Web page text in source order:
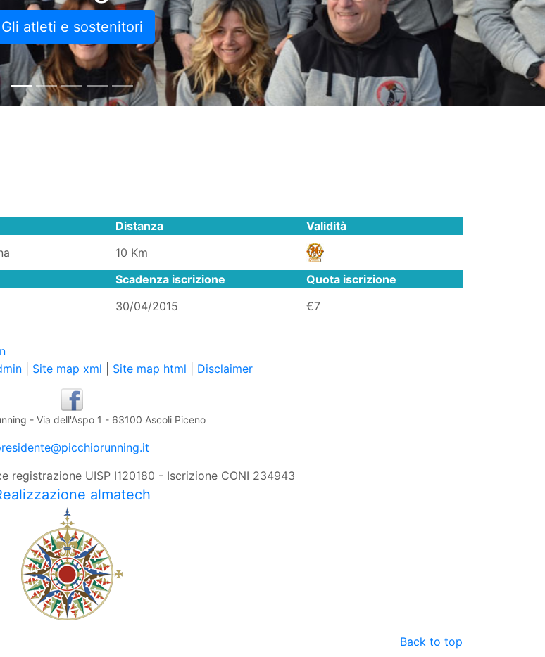
Gli atleti e sostenitori
Distanza
Validità
10 Km
Scadenza iscrizione
Quota iscrizione
30/04/2015
€7
Site map xml Site map html Disclaimer
- Via dell'Aspo 1 - 63100 Ascoli Piceno
registrazione UISP I120180 - Iscrizione CONI 234943
almatech
Back to top